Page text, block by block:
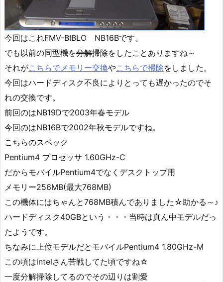
今回はこれFMV-BIBLO NB16Bです。
でも以前の同型機を分解掃除をしたことありますね～
それがこちらでメモリー交換やこちらで掃除をしました。
今回はハードディスク不良によりとっても遅かったのでそ
れの交換です。
前回のはNB19Dで2003年春モデル
今回のはNB16Bで2002年秋モデルですね。
こちらのスペック
Pentium4 プロセッサ 1.60GHz-C
だからモバイルPentium4でなくデスクトップ用
メモリー256MB(最大768MB)
この機体にはちゃんと768MB積んでありました☆助かる～♪
ハードディスク40GBという・・・当時は真ん中モデルだっ
たようです。
ちなみに上位モデルだとモバイルPentium4 1.80GHz-M
この頃はintelさん苦戦してた頃ですね☆
一度分解掃除してるのでその辺りは割愛